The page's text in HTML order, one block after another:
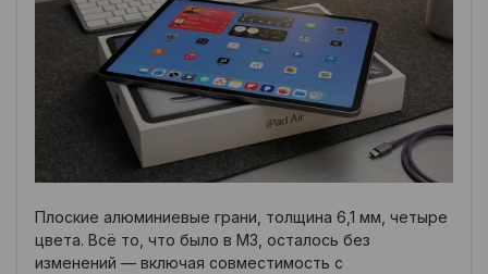
Плоские алюминиевые грани, толщина 6,1 мм, четыре
цвета. Всё то, что было в M3, осталось без
изменений — включая совместимость с